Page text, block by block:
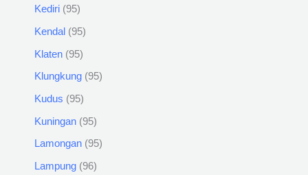
Kediri 95
Kendal 95
Klaten 95
Klungkung 95
Kudus 95
Kuningan 95
Lamongan 95
Lampung 96